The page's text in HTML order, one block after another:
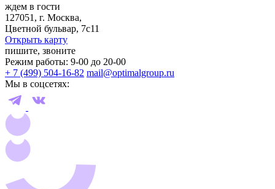
ждем в гости
127051, г. Москва,
Цветной бульвар, 7с11
Открыть карту
пишите, звоните
Режим работы: 9-00 до 20-00
+ 7 (499) 504-16-82 mail@optimalgroup.ru
Мы в соцсетях: